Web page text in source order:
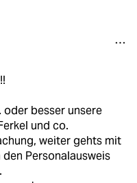
oder besser unsere
und co.
weiter gehts mit
Personalausweis